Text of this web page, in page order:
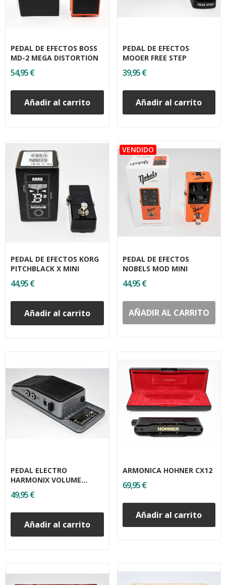
PEDAL DE EFECTOS BOSS
MD-2 MEGA DISTORTION
54,95 €
Añadir al carrito
PEDAL DE EFECTOS
MOOER FREE STEP
39,95 €
Añadir al carrito
PEDAL DE EFECTOS KORG
PITCHBLACK X MINI
44,95 €
Añadir al carrito
PEDAL DE EFECTOS
NOBELS MOD MINI
44,95 €
AÑADIR AL CARRITO
PEDAL ELECTRO
HARMONIX VOLUME
49,95 €
Añadir al carrito
ARMONICA HOHNER CX12
69,95 €
Añadir al carrito